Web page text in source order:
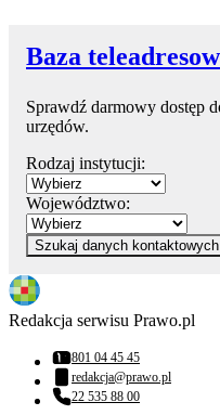
Baza
Sprawdź darmowy dostęp
urzędów.
Rodzaj instytucji:
Województwo:
Szukaj danych kontaktowych
Redakcja serwisu Prawo.pl
Numer telefonu:
801 04 45 45
Adres email:
redakcja@prawo.pl
Numer telefonu:
22 535 88 00